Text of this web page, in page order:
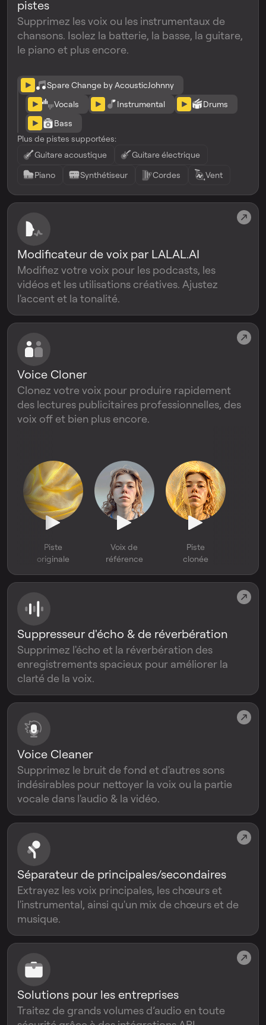
pistes
Supprimez les voix ou les instrumentaux de
chansons. Isolez la batterie, la basse, la guitare,
le piano et plus encore.
Spare Change by AcousticJohnny
Vocals
Instrumental
Drums
Bass
Plus de pistes supportées:
Guitare acoustique
Guitare électrique
Piano
Synthétiseur Cordes Vent
Voice Cleaner
Supprimez le bruit de fond et d'autres sons
indésirables pour nettoyer la voix ou la partie
vocale dans l'audio & la vidéo.
Modificateur de voix par LALAL.AI
Modifiez votre voix pour les podcasts, les
vidéos et les utilisations créatives. Ajustez
l'accent et la tonalité.
Solutions pour les entreprises
Traitez de grands volumes d’audio en toute
Voice Cloner
Clonez votre voix pour produire rapidement
des lectures publicitaires professionnelles, des
voix off et bien plus encore.
Piste
originale
Voix de
référence
Piste
clonée
Suppresseur d'écho & de réverbération
Supprimez l'écho et la réverbération des
enregistrements spacieux pour améliorer la
clarté de la voix.
Séparateur de principales/secondaires
Extrayez les voix principales, les chœurs et
l'instrumental, ainsi qu'un mix de chœurs et de
musique.